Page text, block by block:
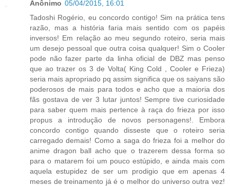
Anônimo 05/04/2015, 16:01
Tadoshi Rogério, eu concordo contigo! Sim na prática tens
razão, mas a história faria mais sentido com os papéis
inversos! Em relação ao meu segundo roteiro, seria mais
um desejo pessoal que outra coisa qualquer! Sim o Cooler
pode não fazer parte da linha oficial de DBZ mas penso
que ao trazer os 3 de Volta( King Cold , Cooler e Frieza)
seria mais apropriado pq assim significa que os saiyans são
poderosos de mais para todos e acho que a maioria dos
fãs gostava de ver 3 lutar juntos! Sempre tive curiosidade
para saber quem mais pertence à raça do frieza por isso
propus a introdução de novos personagens!. Embora
concordo contigo quando disseste que o roteiro seria
carregado demais! Como a saga do frieza foi a melhor do
anime dragon ball acho que o trazerem dessa forma so
para o matarem foi um pouco estúpido, e ainda mais com
aquela estupidez de ser um prodigio que em apenas 4
meses de treinamento já é o melhor do universo outra vez!